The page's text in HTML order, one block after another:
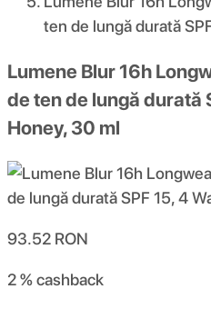
ten de lungă durată
Lumene Blur 16h
de ten de lungă durată
Honey, 30 ml
93.52 RON
2 %cashback